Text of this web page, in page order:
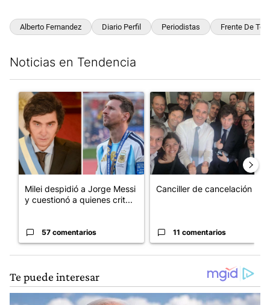
Alberto Fernandez Diario Perfil Periodistas Frente De
Noticias en Tendencia
Un artículo de tendencia con el título "Milei despidió a Jorge
Milei despidió a Jorge Messi
y cuestionó a quienes crit...
57 comentarios
Un artículo de tendencia con
Canciller de cancelación
11 comentarios